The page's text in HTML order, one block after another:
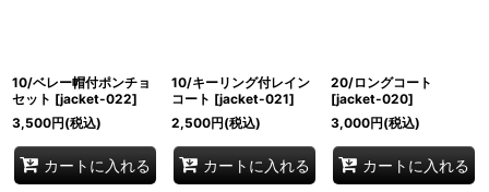
10/ベレー帽付ポンチョ
セット [jacket-022]
3,500円(税込)
カートに入れる
10/キーリング付レイン
コート [jacket-021]
2,500円(税込)
カートに入れる
20/ロングコート
[jacket-020]
3,000円(税込)
カートに入れる